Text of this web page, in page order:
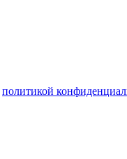
политикой